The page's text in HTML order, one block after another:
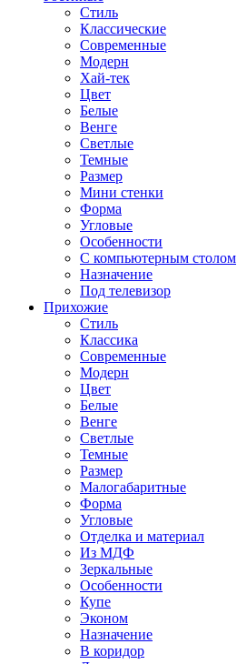
Стиль
Классические
Современные
Модерн
Хай-тек
Цвет
Белые
Венге
Светлые
Темные
Размер
Мини стенки
Форма
Угловые
Особенности
С компьютерным столом
Назначение
Под телевизор
Прихожие
Стиль
Классика
Современные
Модерн
Цвет
Белые
Венге
Светлые
Темные
Размер
Малогабаритные
Форма
Угловые
Отделка и материал
Из МДФ
Зеркальные
Особенности
Купе
Эконом
Назначение
В коридор